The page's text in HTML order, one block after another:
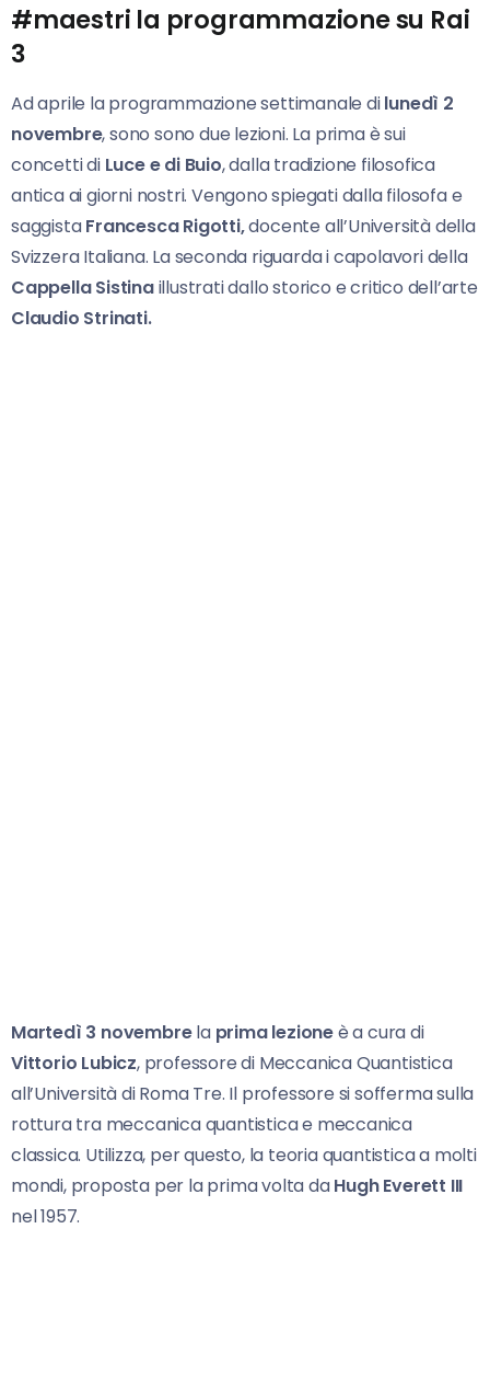
#maestri la programmazione su Rai
3
Ad aprile la programmazione settimanale dilunedì 2
novembre, sono sono due lezioni. La prima è sui
concetti di Luce e di Buio, dalla tradizione filosofica
antica ai giorni nostri. Vengono spiegati dalla filosofa e
saggistaFrancesca Rigotti,docente all’Università della
Svizzera Italiana. La seconda riguarda i capolavori della
Cappella Sistinaillustrati dallo storico e critico dell’arte
Claudio Strinati.
Martedì 3 novembrela prima lezioneè a cura di
Vittorio Lubicz, professore di Meccanica Quantistica
all’Università di Roma Tre. Il professore si sofferma sulla
rottura tra meccanica quantistica e meccanica
classica. Utilizza, per questo, la teoria quantistica a molti
mondi, proposta per la prima volta daHugh Everett III
nel 1957.